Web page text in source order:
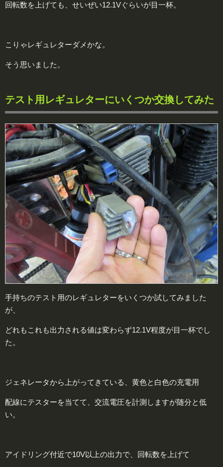
回転数を上げても、せいぜい12.1Vぐらいが目一杯。
こりゃレギュレターダメかな。
そう思いました。
テスト用レギュレターにいくつか交換してみた
手持ちのテスト用のレギュレターをいくつか試してみました
が、
どれもこれも出力される値は変わらず12.1V程度が目一杯でし
た。
ジェネレータから上がってきている、黄色と白色の充電用
配線にテスターを当てて、交流電圧を計測しますが随分と低
い。
アイドリング付近で10V以上の出力で、回転数を上げて